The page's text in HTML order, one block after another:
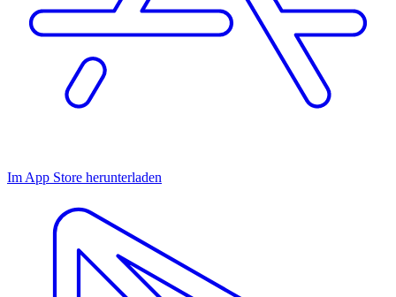
Im App Store herunterladen